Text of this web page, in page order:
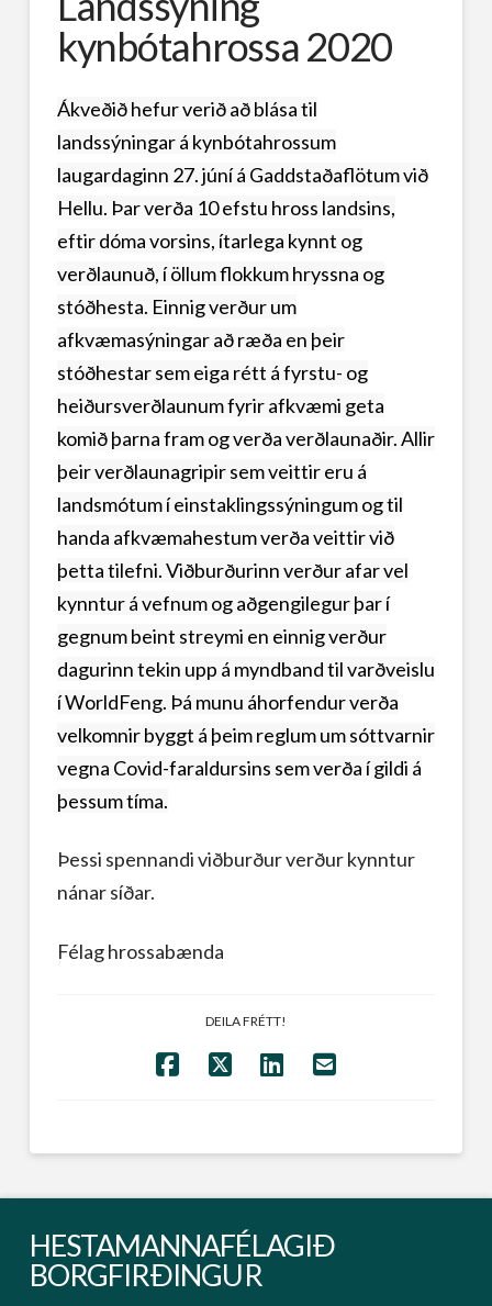
kynbótahrossa 2020
Ákveðið hefur verið að blása til
landssýningar á kynbótahrossum
laugardaginn 27. júní á Gaddstaðaflötum við
Hellu. Þar verða 10 efstu hross landsins,
eftir dóma vorsins, ítarlega kynnt og
verðlaunuð, í öllum flokkum hryssna og
stóðhesta. Einnig verður um
afkvæmasýningar að ræða en þeir
stóðhestar sem eiga rétt á fyrstu- og
heiðursverðlaunum fyrir afkvæmi geta
komið þarna fram og verða verðlaunaðir. Allir
þeir verðlaunagripir sem veittir eru á
landsmótum í einstaklingssýningum og til
handa afkvæmahestum verða veittir við
þetta tilefni. Viðburðurinn verður afar vel
kynntur á vefnum og aðgengilegur þar í
gegnum beint streymi en einnig verður
dagurinn tekin upp á myndband til varðveislu
í WorldFeng. Þá munu áhorfendur verða
velkomnir byggt á þeim reglum um sóttvarnir
vegna Covid-faraldursins sem verða í gildi á
þessum tíma.
Þessi spennandi viðburður verður kynntur
nánar síðar.
Félag hrossabænda
DEILA FRÉTT!
HESTAMANNAFÉLAGIÐ
BORGFIRÐINGUR